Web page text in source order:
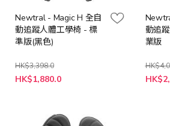
Newtral - Magic H 全自
動追蹤人體工學椅 - 標
準版(黑色)
HK$3,398.0
特
殊
HK$1,880.0
動追
業版